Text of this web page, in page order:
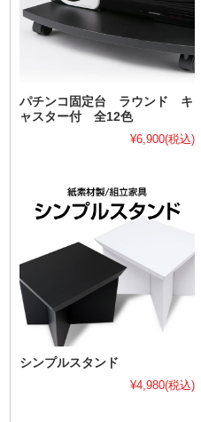
パチンコ固定台 ラウンド キ
ャスター付 全12色
¥6,900(税込)
シンプルスタンド
¥4,980(税込)